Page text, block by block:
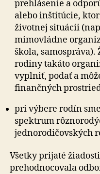
prehlásenie a
alebo inštitúcie,
životnej situácii
mimovládne
škola, samospráva).
rodiny takáto
vyplniť, podať a
finančných
pri výbere rodín
spektrum
jednorodičovských
Všetky prijaté
prehodnocovala